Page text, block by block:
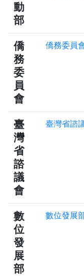
動
部
僑
務
委
員
會
僑務委員
臺
灣
省
諮
議
會
臺灣省諮
數
位
發
展
部
數位發展